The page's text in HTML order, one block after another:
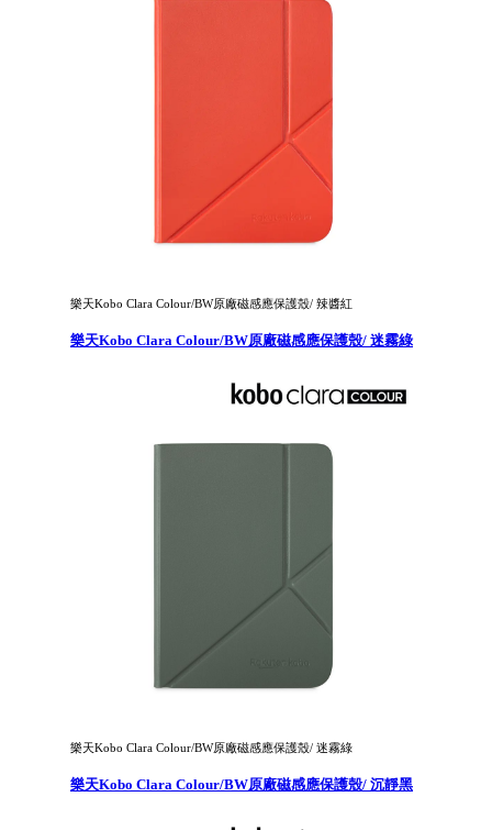
樂天Kobo Clara Colour/BW原廠磁感應保護殼/ 辣醬紅
樂天Kobo Clara Colour/BW原廠磁感應保護殼/ 迷霧綠
樂天Kobo Clara Colour/BW原廠磁感應保護殼/ 迷霧綠
樂天Kobo Clara Colour/BW原廠磁感應保護殼/ 沉靜黑